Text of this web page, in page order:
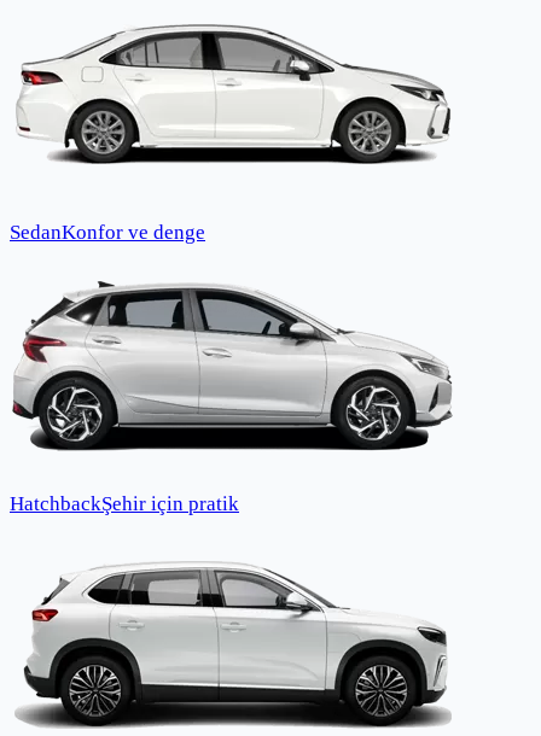
SedanKonfor ve denge
HatchbackŞehir için pratik